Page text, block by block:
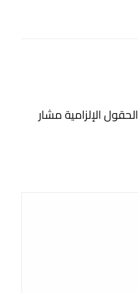
الحقول الإلزامية مشار